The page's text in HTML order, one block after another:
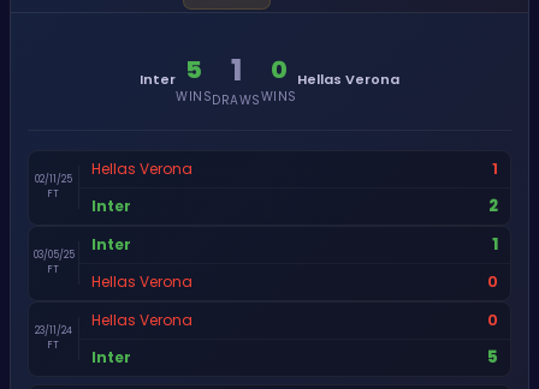
Inter 5
WINS
1
DRAWS
0
WINS
Hellas Verona
02/11/25
FT
Hellas Verona 1
Inter 2
03/05/25
FT
Inter 1
Hellas Verona 0
23/11/24
FT
Hellas Verona 0
Inter 5